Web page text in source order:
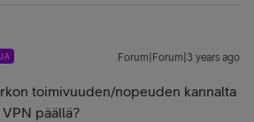
Forum|Forum|3 years ago
toimivuuden/nopeuden kannalta
päällä?